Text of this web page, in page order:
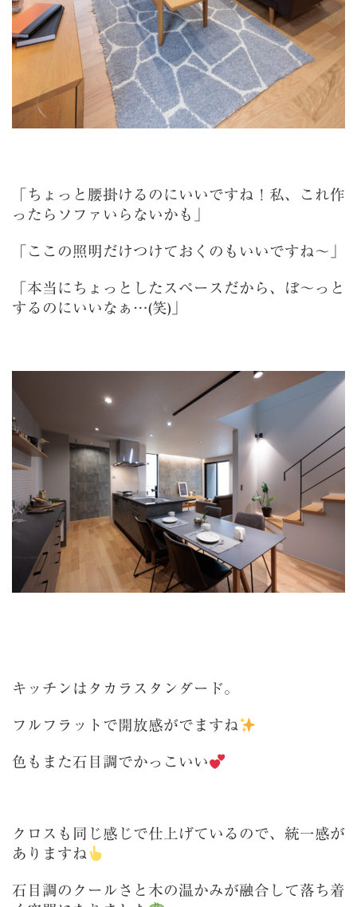
「ちょっと腰掛けるのにいいですね！私、これ作
ったらソファいらないかも
「ここの照明だけつけておくのもいいですね～」
「本当にちょっとしたスペースだから、ぼ～っと
するのにいいなぁ…(笑)」
キッチンはタカラスタンダード。
フルフラットで開放感がでますね
色もまた石目調でかっこいい
クロスも同じ感じで仕上げているので、統一感が
ありますね
石目調のクールさと木の温かみが融合して落ち着